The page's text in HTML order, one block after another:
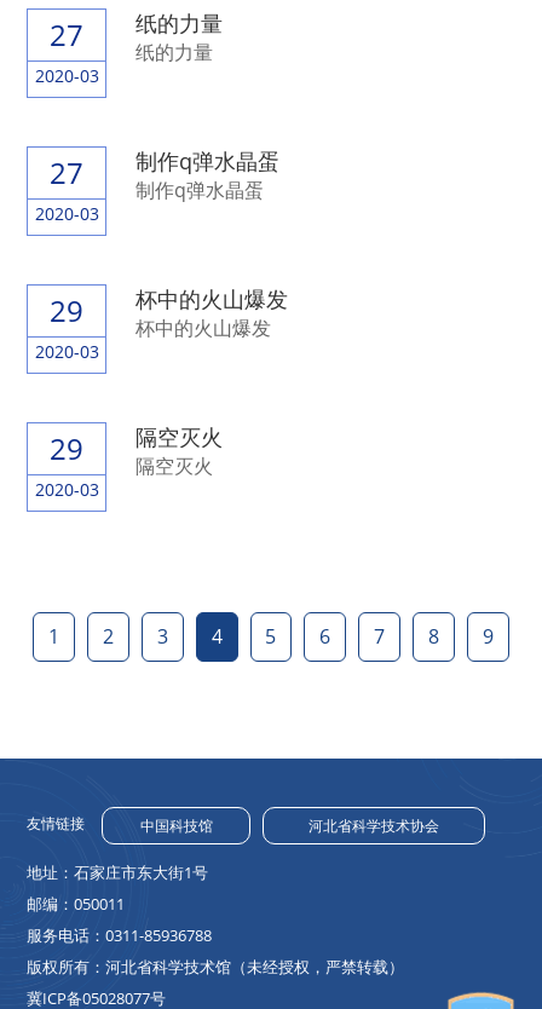
27
2020-03
纸的力量
纸的力量
27
2020-03
制作q弹水晶蛋
制作q弹水晶蛋
29
2020-03
杯中的火山爆发
杯中的火山爆发
29
2020-03
隔空灭火
隔空灭火
1 2 3 4 5 6 7 8 9
友情链接 中国科技馆 河北省科学技术协会
地址：石家庄市东大街1号
邮编：050011
服务电话：0311-85936788
版权所有：河北省科学技术馆（未经授权，严禁转载）
冀ICP备05028077号